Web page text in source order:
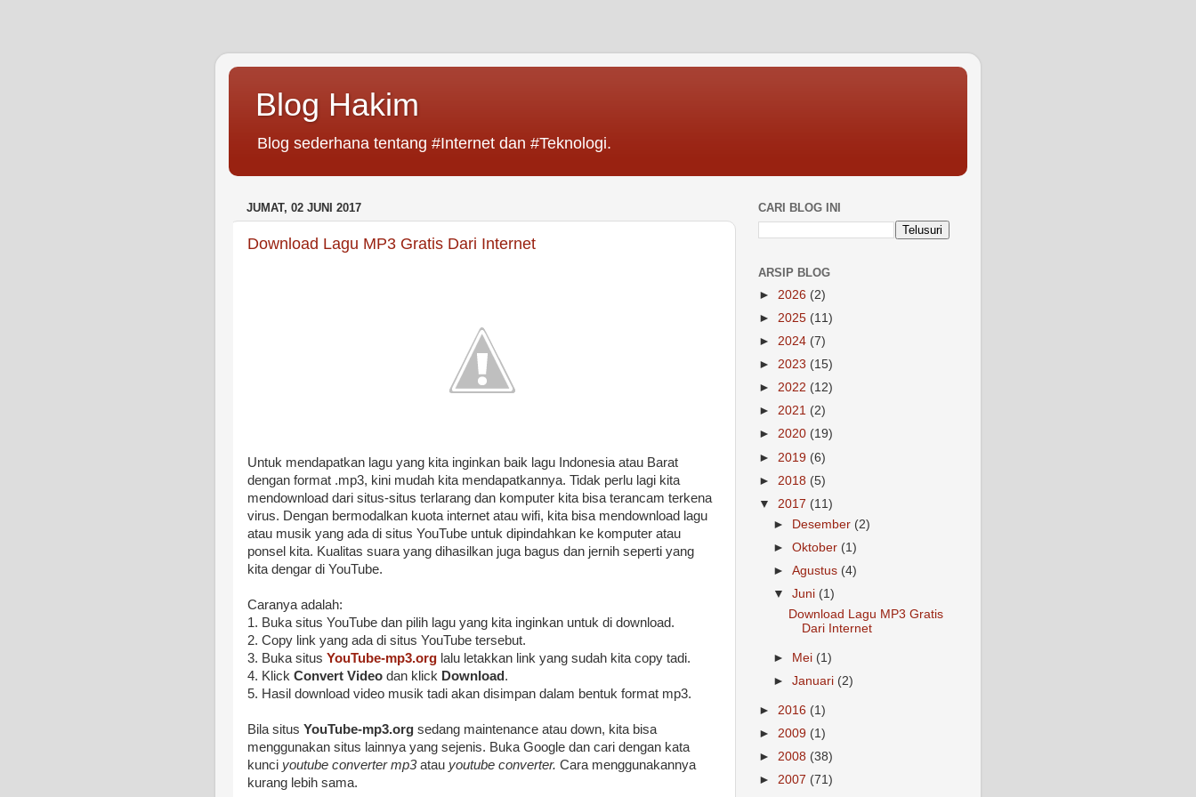
Blog Hakim
Blog sederhana tentang #Internet dan #Teknologi.
JUMAT, 02 JUNI 2017
Download Lagu MP3 Gratis Dari Internet
Untuk mendapatkan lagu yang kita inginkan baik lagu Indonesia atau Barat
dengan format .mp3, kini mudah kita mendapatkannya. Tidak perlu lagi kita
mendownload dari situs-situs terlarang dan komputer kita bisa terancam terkena
virus. Dengan bermodalkan kuota internet atau wifi, kita bisa mendownload lagu
atau musik yang ada di situs YouTube untuk dipindahkan ke komputer atau
ponsel kita. Kualitas suara yang dihasilkan juga bagus dan jernih seperti yang
kita dengar di YouTube.
Caranya adalah:
1. Buka situs YouTube dan pilih lagu yang kita inginkan untuk di download.
2. Copy link yang ada di situs YouTube tersebut.
3. Buka situs YouTube-mp3.org lalu letakkan link yang sudah kita copy tadi.
4. Klick Convert Video dan klick Download .
5. Hasil download video musik tadi akan disimpan dalam bentuk format mp3.
Bila situs YouTube-mp3.org sedang maintenance atau down, kita bisa
menggunakan situs lainnya yang sejenis. Buka Google dan cari dengan kata
kunci youtube converter mp3atau youtube converter. Cara menggunakannya
kurang lebih sama.
CARI BLOG INI
ARSIP BLOG
► 2026 (2)
► 2025 (11)
► 2024 (7)
► 2023 (15)
► 2022 (12)
► 2021 (2)
► 2020 (19)
► 2019 (6)
► 2018 (5)
▼ 2017 (11)
► Desember (2)
►Oktober (1)
►Agustus (4)
▼Juni (1)
Download Lagu MP3 Gratis
Dari Internet
► Mei (1)
►Januari (2)
► 2016 (1)
► 2009 (1)
► 2008 (38)
► 2007 (71)